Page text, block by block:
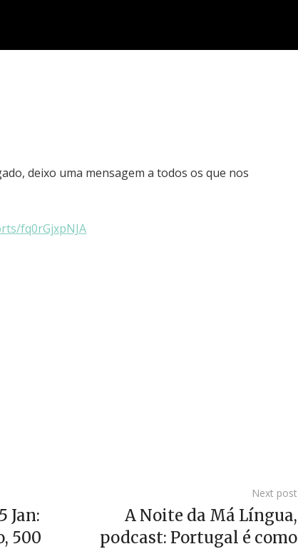
deixo uma mensagem a todos os que nos
fq0rGjxpNJA
Jan:
500
Next post
A Noite da Má Língua,
podcast: Portugal é como